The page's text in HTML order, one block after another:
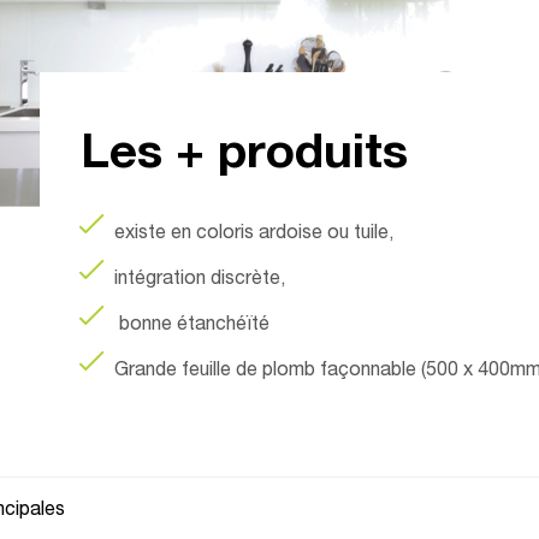
Les + produits
existe en coloris ardoise ou tuile,
intégration discrète,
bonne étanchéïté
Grande feuille de plomb façonnable (500 x